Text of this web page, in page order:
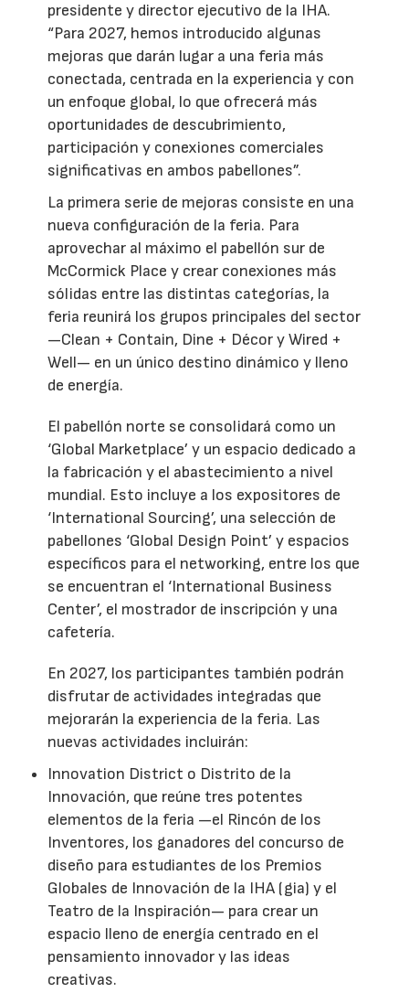
presidente y director ejecutivo de la IHA.
“Para 2027, hemos introducido algunas
mejoras que darán lugar a una feria más
conectada, centrada en la experiencia y con
un enfoque global, lo que ofrecerá más
oportunidades de descubrimiento,
participación y conexiones comerciales
significativas en ambos pabellones”.
La primera serie de mejoras consiste en una
nueva configuración de la feria. Para
aprovechar al máximo el pabellón sur de
McCormick Place y crear conexiones más
sólidas entre las distintas categorías, la
feria reunirá los grupos principales del sector
—Clean + Contain, Dine + Décor y Wired +
Well— en un único destino dinámico y lleno
de energía.
El pabellón norte se consolidará como un
‘Global Marketplace’ y un espacio dedicado a
la fabricación y el abastecimiento a nivel
mundial. Esto incluye a los expositores de
‘International Sourcing’, una selección de
pabellones ‘Global Design Point’ y espacios
específicos para el networking, entre los que
se encuentran el ‘International Business
Center’, el mostrador de inscripción y una
cafetería.
En 2027, los participantes también podrán
disfrutar de actividades integradas que
mejorarán la experiencia de la feria. Las
nuevas actividades incluirán:
Innovation District o Distrito de la
Innovación, que reúne tres potentes
elementos de la feria —el Rincón de los
Inventores, los ganadores del concurso de
diseño para estudiantes de los Premios
Globales de Innovación de la IHA (gia) y el
Teatro de la Inspiración— para crear un
espacio lleno de energía centrado en el
pensamiento innovador y las ideas
creativas.